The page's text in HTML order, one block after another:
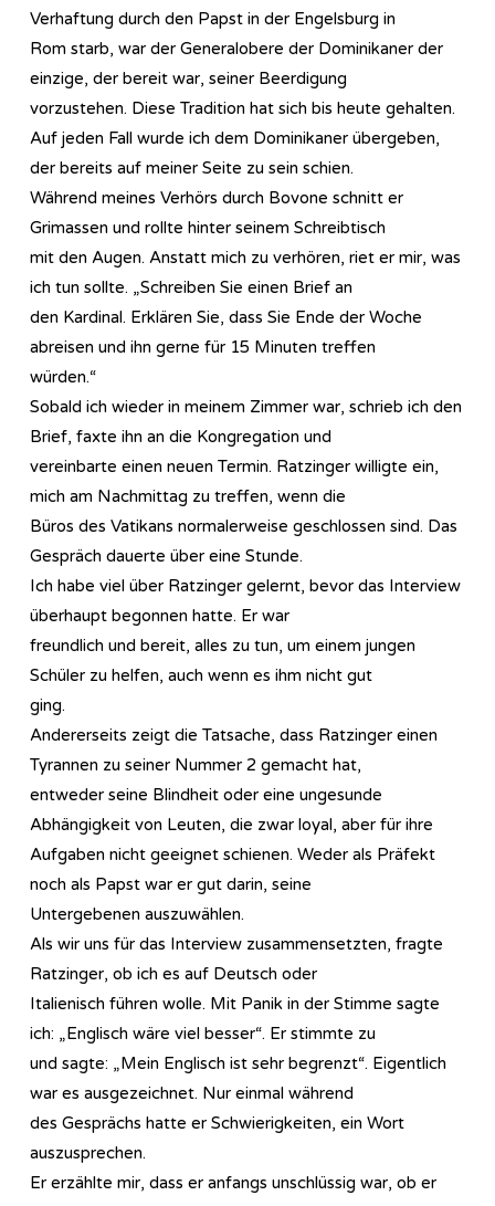
Verhaftung durch den Papst in der Engelsburg in
Rom starb, war der Generalobere der Dominikaner der
einzige, der bereit war, seiner Beerdigung
vorzustehen. Diese Tradition hat sich bis heute gehalten.
Auf jeden Fall wurde ich dem Dominikaner übergeben,
der bereits auf meiner Seite zu sein schien.
Während meines Verhörs durch Bovone schnitt er
Grimassen und rollte hinter seinem Schreibtisch
mit den Augen. Anstatt mich zu verhören, riet er mir, was
ich tun sollte. „Schreiben Sie einen Brief an
den Kardinal. Erklären Sie, dass Sie Ende der Woche
abreisen und ihn gerne für 15 Minuten treffen
würden.“
Sobald ich wieder in meinem Zimmer war, schrieb ich den
Brief, faxte ihn an die Kongregation und
vereinbarte einen neuen Termin. Ratzinger willigte ein,
mich am Nachmittag zu treffen, wenn die
Büros des Vatikans normalerweise geschlossen sind. Das
Gespräch dauerte über eine Stunde.
Ich habe viel über Ratzinger gelernt, bevor das Interview
überhaupt begonnen hatte. Er war
freundlich und bereit, alles zu tun, um einem jungen
Schüler zu helfen, auch wenn es ihm nicht gut
ging.
Andererseits zeigt die Tatsache, dass Ratzinger einen
Tyrannen zu seiner Nummer 2 gemacht hat,
entweder seine Blindheit oder eine ungesunde
Abhängigkeit von Leuten, die zwar loyal, aber für ihre
Aufgaben nicht geeignet schienen. Weder als Präfekt
noch als Papst war er gut darin, seine
Untergebenen auszuwählen.
Als wir uns für das Interview zusammensetzten, fragte
Ratzinger, ob ich es auf Deutsch oder
Italienisch führen wolle. Mit Panik in der Stimme sagte
ich: „Englisch wäre viel besser“. Er stimmte zu
und sagte: „Mein Englisch ist sehr begrenzt“. Eigentlich
war es ausgezeichnet. Nur einmal während
des Gesprächs hatte er Schwierigkeiten, ein Wort
auszusprechen.
Er erzählte mir, dass er anfangs unschlüssig war, ob er